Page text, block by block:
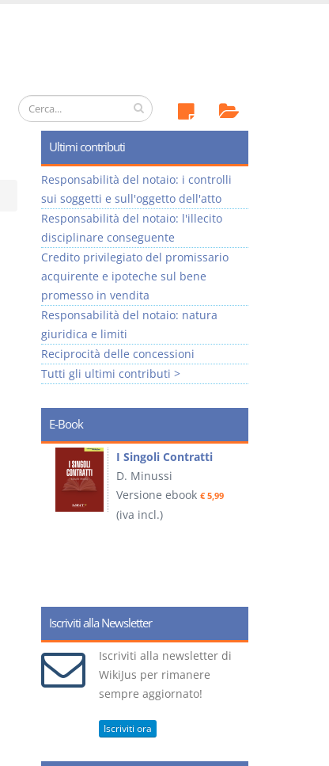
Ultimi contributi
Responsabilità del notaio: i controlli
sui soggetti e sull'oggetto dell'atto
Responsabilità del notaio: l'illecito
disciplinare conseguente
Credito privilegiato del promissario
acquirente e ipoteche sul bene
promesso in vendita
Responsabilità del notaio: natura
giuridica e limiti
Reciprocità delle concessioni
Tutti gli ultimi contributi >
E-Book
I Singoli Contratti
D. Minussi
Versione ebook € 5,99
(iva incl.)
Iscriviti alla Newsletter
Iscriviti alla newsletter di
WikiJus per rimanere
sempre aggiornato!
Iscriviti ora